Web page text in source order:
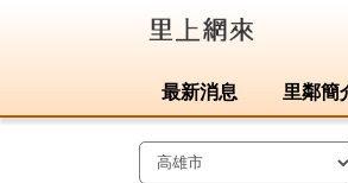
最新消息 里鄰簡